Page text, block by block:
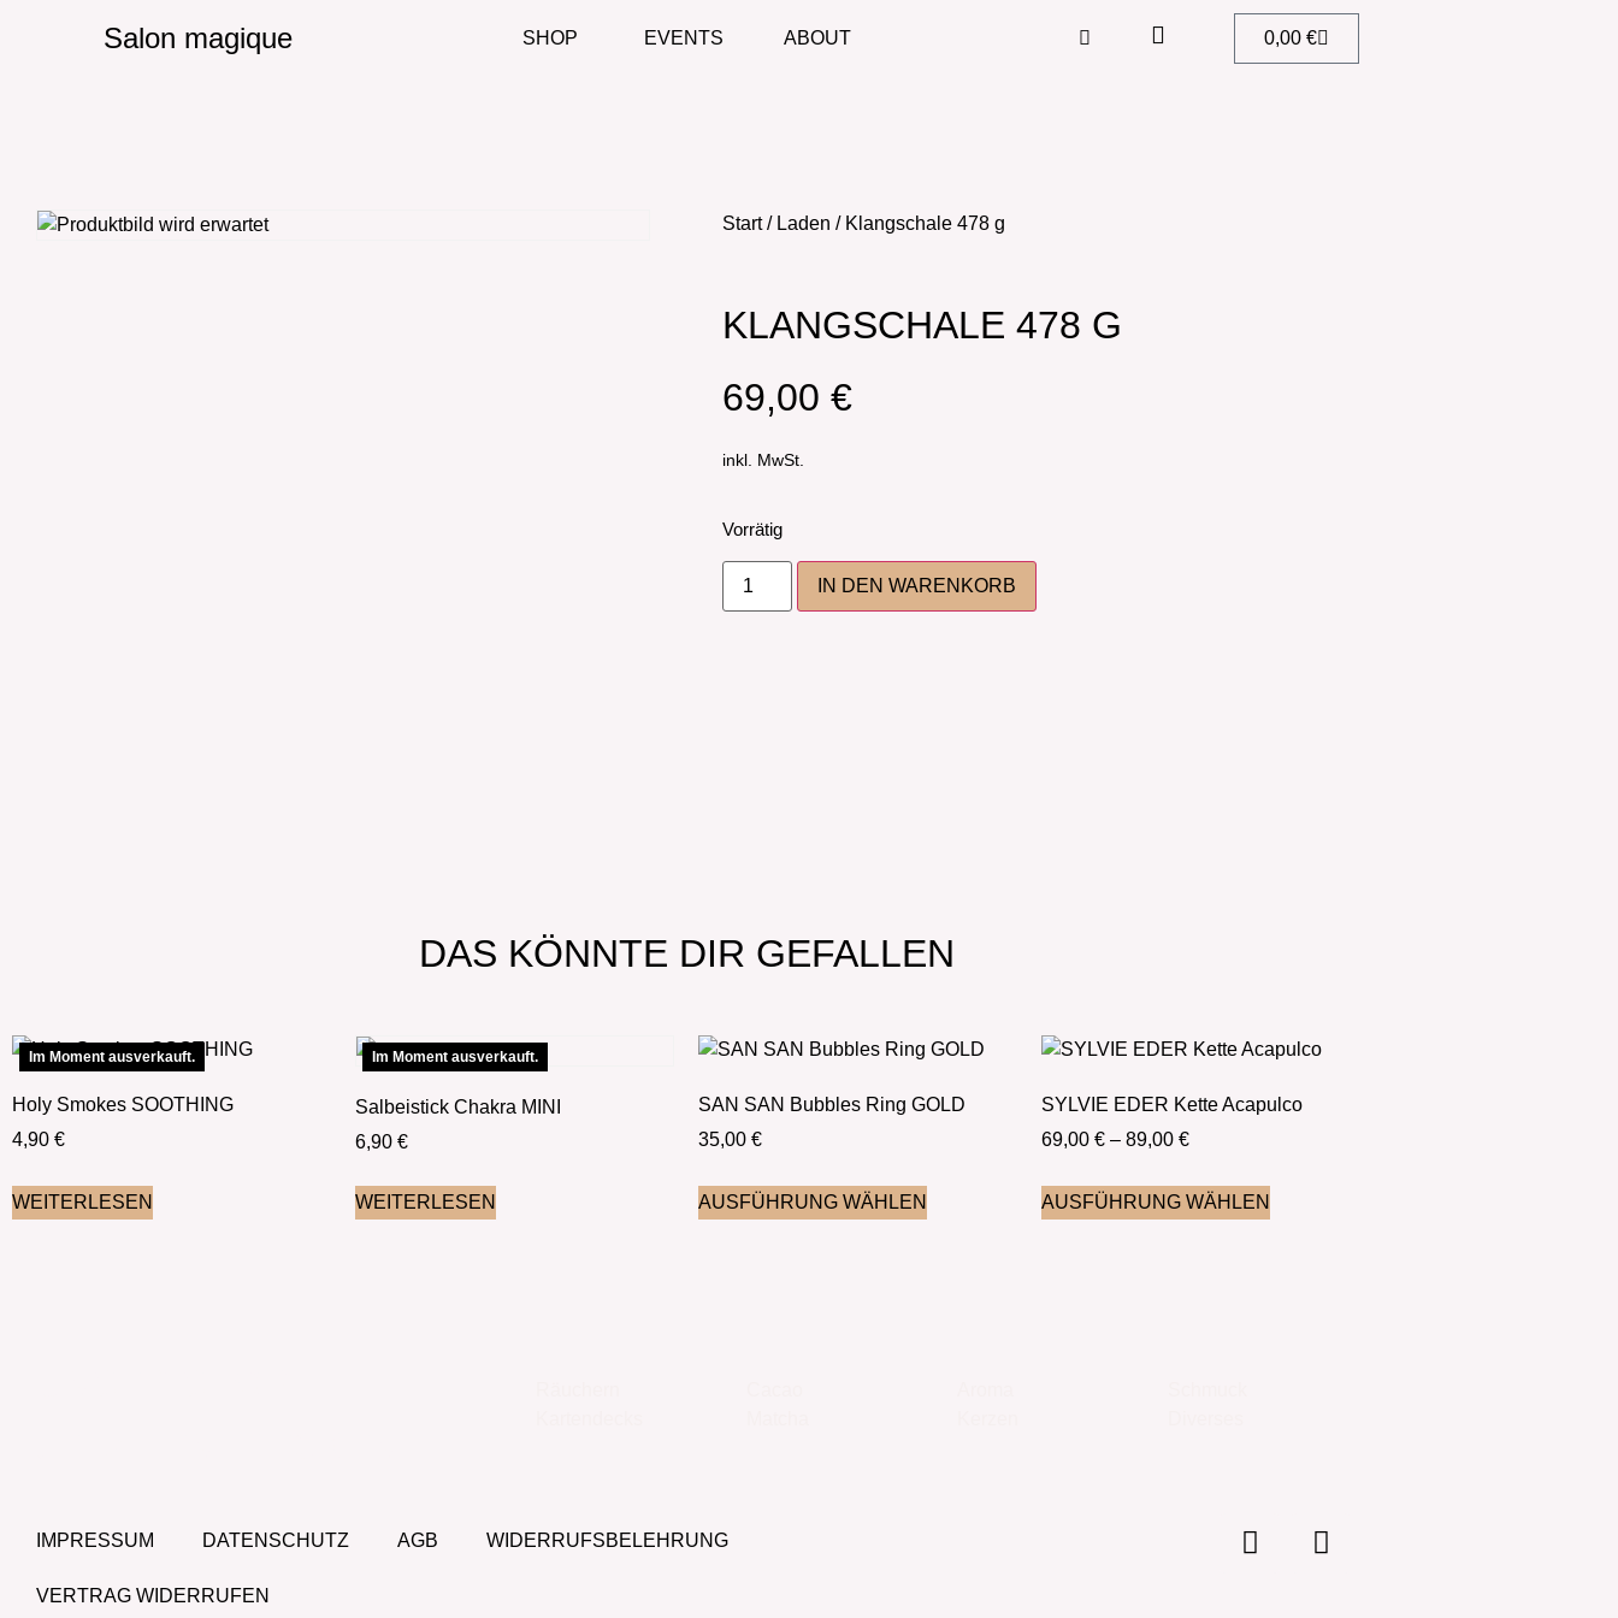
Salon magique SHOP EVENTS ABOUT 0,00€
Start/ Laden / Klangschale 478 g
KLANGSCHALE 478 G
69,00 €
inkl. MwSt.
Vorrätig
IN DEN WARENKORB
DAS KÖNNTE DIR GEFALLEN
Im Moment ausverkauft.
Holy Smokes SOOTHING
4,90 €
WEITERLESEN
Im Moment ausverkauft.
Salbeistick Chakra MINI
6,90 €
WEITERLESEN
SAN SAN Bubbles Ring GOLD
35,00 €
AUSFÜHRUNG WÄHLEN
SYLVIE EDER Kette Acapulco
69,00 € – 89,00 €
AUSFÜHRUNG WÄHLEN
IMPRESSUM DATENSCHUTZ AGB WIDERRUFSBELEHRUNG
VERTRAG WIDERRUFEN